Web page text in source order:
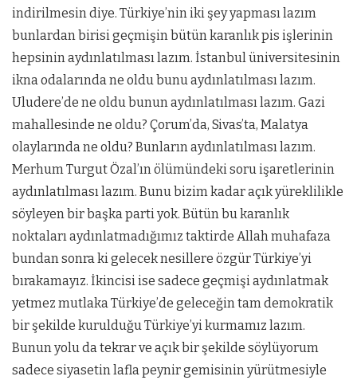
indirilmesin diye. Türkiye’nin iki şey yapması lazım
bunlardan birisi geçmişin bütün karanlık pis işlerinin
hepsinin aydınlatılması lazım. İstanbul üniversitesinin
ikna odalarında ne oldu bunu aydınlatılması lazım.
Uludere’de ne oldu bunun aydınlatılması lazım. Gazi
mahallesinde ne oldu? Çorum’da, Sivas’ta, Malatya
olaylarında ne oldu? Bunların aydınlatılması lazım.
Merhum Turgut Özal’ın ölümündeki soru işaretlerinin
aydınlatılması lazım. Bunu bizim kadar açık yüreklilikle
söyleyen bir başka parti yok. Bütün bu karanlık
noktaları aydınlatmadığımız taktirde Allah muhafaza
bundan sonra ki gelecek nesillere özgür Türkiye’yi
bırakamayız. İkincisi ise sadece geçmişi aydınlatmak
yetmez mutlaka Türkiye’de geleceğin tam demokratik
bir şekilde kurulduğu Türkiye’yi kurmamız lazım.
Bunun yolu da tekrar ve açık bir şekilde söylüyorum
sadece siyasetin lafla peynir gemisinin yürütmesiyle